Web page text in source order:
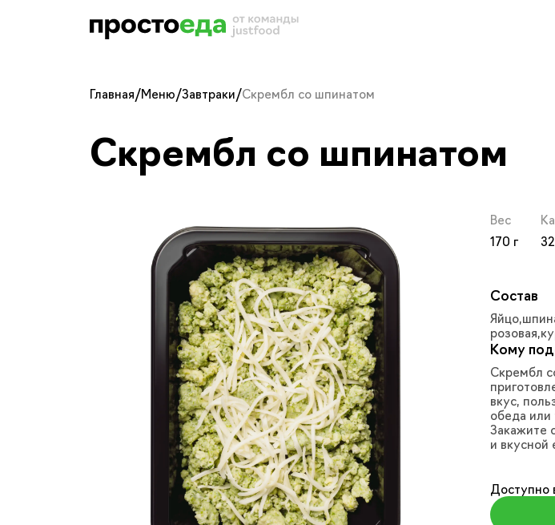
Главная/Меню/Завтраки/Скрембл со шпинатом
Скрембл со шпинатом с
Скрембл со шпинатом
Вес
170
Состав
Кому
Скрембл
вкус,
обеда или
Закажите
и вкусной
Доступно